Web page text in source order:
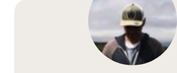
champs obligatoires sont indiqués
Prévenez-moi de tous les nouveaux